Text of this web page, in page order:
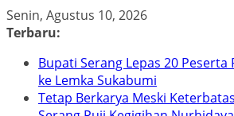
Skip
to
Senin, Agustus 10, 2026
Terbaru:
Bupati Serang Lepas 20
ke Lemka Sukabumi
Tetap Berkarya Meski